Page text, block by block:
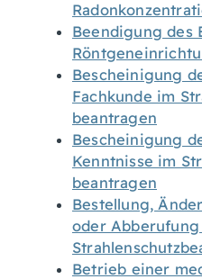
Beendigung des
Bescheinigung
Fachkunde im
beantragen
Bescheinigung
Kenntnisse im
beantragen
Bestellung,
oder
Betrieb einer